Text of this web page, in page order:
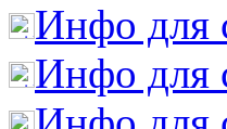
Инфо для
Инфо для